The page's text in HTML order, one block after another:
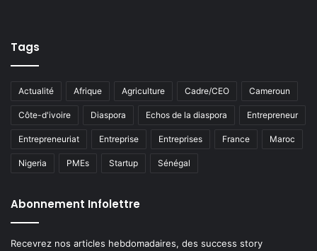
Tags
Actualité Afrique Agriculture Cadre/CEO Cameroun
Côte-d'ivoire Diaspora Echos de la diaspora Entrepreneur
Entrepreneuriat Entreprise Entreprises France Maroc
Nigeria PMEs Startup Sénégal
Abonnement Infolettre
Recevrez nos articles hebdomadaires, des success story